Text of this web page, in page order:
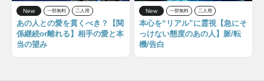
New 一部無料 二人用
あの人との愛を貫くべき？【関
係継続or離れる】相手の愛と本
当の望み
New 一部無料 二人用
本心を“リアル”に霊視【急にそ
っけない態度のあの人】脈/転
機/告白